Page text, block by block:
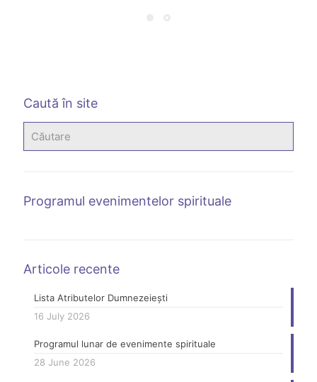
Caută în site
Programul evenimentelor spirituale
Articole recente
Lista Atributelor Dumnezeiești
16 July 2026
Programul lunar de evenimente spirituale
28 June 2026